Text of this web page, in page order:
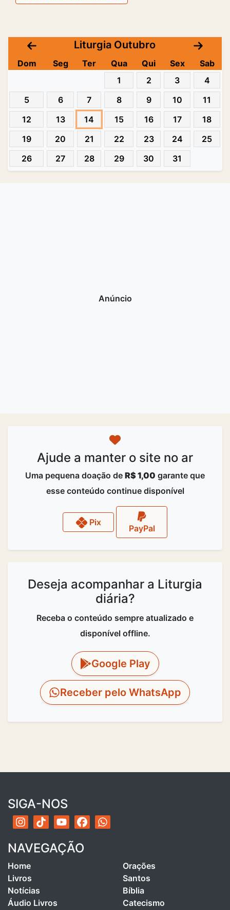
Liturgia Outubro
Dom Seg Ter Qua Qui Sex
Sab
1
2 3
4
5
6 7 8 9 10
11
12
13 14 15 16 17
18
19
20 21 22 23 24
25
26
27 28 29 30 31
Ajude a manter o site no ar
Uma pequena doação de R$ 1,00 garante que
esse conteúdo continue disponível
Pix
PayPal
Deseja acompanhar a Liturgia
diária?
Receba o conteúdo sempre atualizado e
disponível offline.
Google Play
Receber pelo WhatsApp
SIGA-NOS
NAVEGAÇÃO
Home
Livros
Notícias
Áudio Livros
Orações
Santos
Bíblia
Catecismo